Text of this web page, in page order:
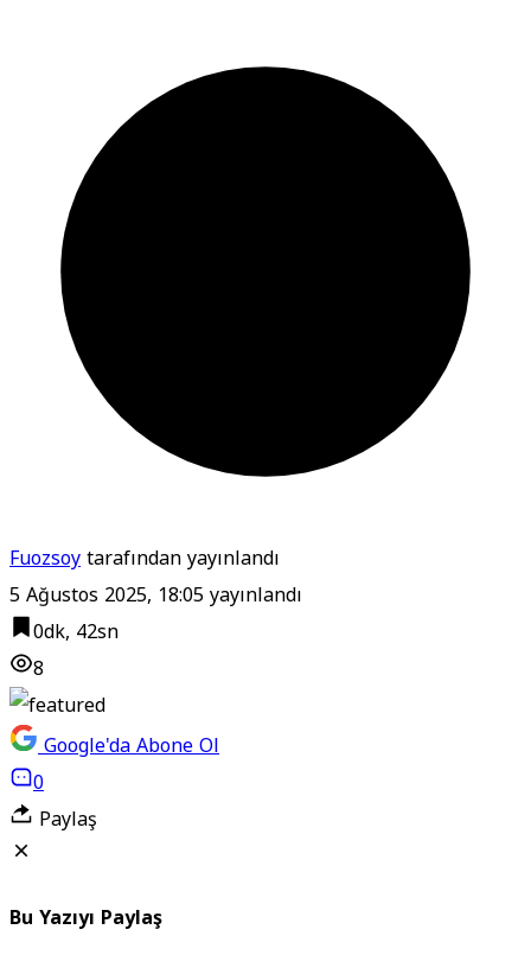
Fuozsoytarafından yayınlandı
5 Ağustos 2025, 18:05yayınlandı
0dk, 42sn
8
Google'da Abone Ol
0
Paylaş
Bu Yazıyı Paylaş